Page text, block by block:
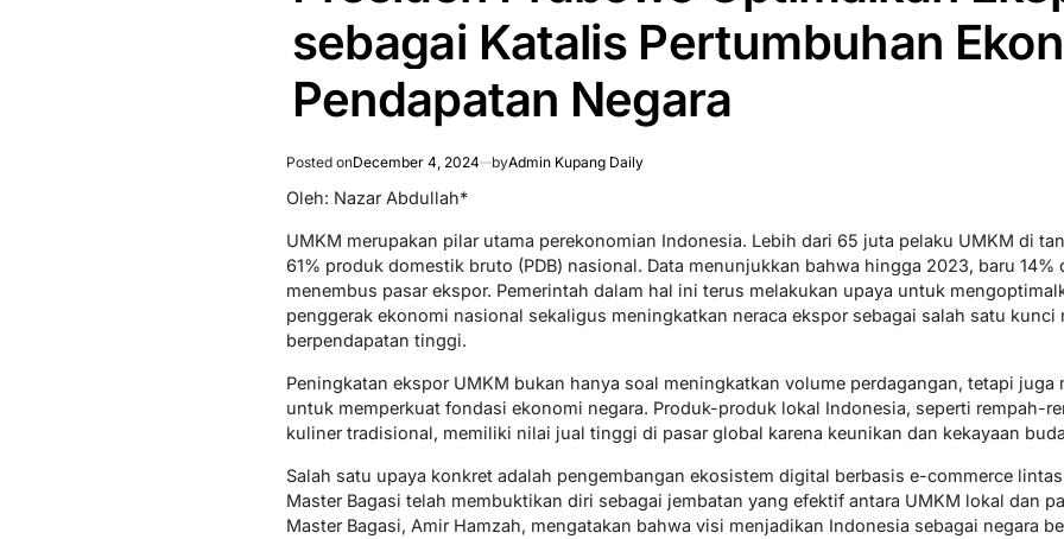
sebagai Katalis Pertumbuhan
Pendapatan Negara
Posted onDecember 4, 2024 byAdmin Kupang Daily
Oleh: Nazar Abdullah*
UMKM merupakan pilar utama perekonomian Indonesia. Lebih dari 65 juta pelaku UMKM di
61% produk domestik bruto (PDB) nasional. Data menunjukkan bahwa hingga 2023, baru
menembus pasar ekspor. Pemerintah dalam hal ini terus melakukan upaya untuk
penggerak ekonomi nasional sekaligus meningkatkan neraca ekspor sebagai salah satu kunci
berpendapatan tinggi.
Peningkatan ekspor UMKM bukan hanya soal meningkatkan volume perdagangan, tetapi juga
untuk memperkuat fondasi ekonomi negara. Produk-produk lokal Indonesia, seperti rempah-
kuliner tradisional, memiliki nilai jual tinggi di pasar global karena keunikan dan kekayaan
Salah satu upaya konkret adalah pengembangan ekosistem digital berbasis e-commerce
Master Bagasi telah membuktikan diri sebagai jembatan yang efektif antara UMKM lokal dan
Master Bagasi, Amir Hamzah, mengatakan bahwa visi menjadikan Indonesia sebagai negara